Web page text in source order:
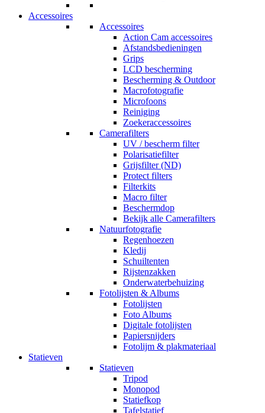
Accessoires
Accessoires
Action Cam accessoires
Afstandsbedieningen
Grips
LCD bescherming
Bescherming & Outdoor
Macrofotografie
Microfoons
Reiniging
Zoekeraccessoires
Camerafilters
UV / bescherm filter
Polarisatiefilter
Grijsfilter (ND)
Protect filters
Filterkits
Macro filter
Beschermdop
Bekijk alle Camerafilters
Natuurfotografie
Regenhoezen
Kledij
Schuiltenten
Rijstenzakken
Onderwaterbehuizing
Fotolijsten & Albums
Fotolijsten
Foto Albums
Digitale fotolijsten
Papiersnijders
Fotolijm & plakmateriaal
Statieven
Statieven
Tripod
Monopod
Statiefkop
Tafelstatief